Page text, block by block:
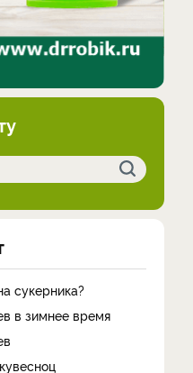
сукерника?
в зимнее время